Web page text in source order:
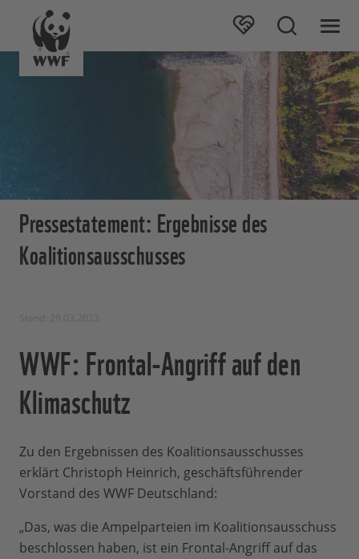
Pressestatement: Ergebnisse des
Koalitionsausschusses
WWF: Frontal-Angriff auf den
Klimaschutz
Zu den Ergebnissen des Koalitionsausschusses
erklärt Christoph Heinrich, geschäftsführender
Vorstand des WWF Deutschland:
„Das, was die Ampelparteien im Koalitionsausschuss
beschlossen haben, ist ein Frontal-Angriff auf das